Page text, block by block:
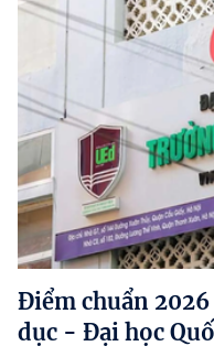
Điểm chuẩn
dục - Đại học